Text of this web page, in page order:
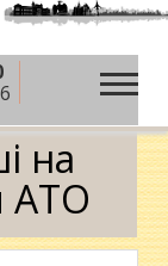
на протези
на
АТО